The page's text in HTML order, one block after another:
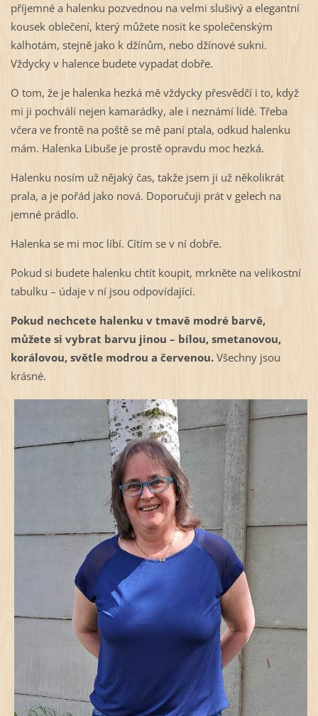
příjemné a halenku pozvednou na velmi slušivý a elegantní
kousek oblečení, který můžete nosit ke společenským
kalhotám, stejně jako k džínům, nebo džínové sukni.
Vždycky v halence budete vypadat dobře.
O tom, že je halenka hezká mě vždycky přesvědčí i to, když
mi ji pochválí nejen kamarádky, ale i neznámí lidé. Třeba
včera ve frontě na poště se mě paní ptala, odkud halenku
mám. Halenka Libuše je prostě opravdu moc hezká.
Halenku nosím už nějaký čas, takže jsem ji už několikrát
prala, a je pořád jako nová. Doporučuji prát v gelech na
jemné prádlo.
Halenka se mi moc líbí. Cítím se v ní dobře.
Pokud si budete halenku chtít koupit, mrkněte na velikostní
tabulku – údaje v ní jsou odpovídající.
Pokud nechcete halenku v tmavě modré barvě,
můžete si vybrat barvu jinou – bílou, smetanovou,
korálovou, světle modrou a červenou.Všechny jsou
krásné.